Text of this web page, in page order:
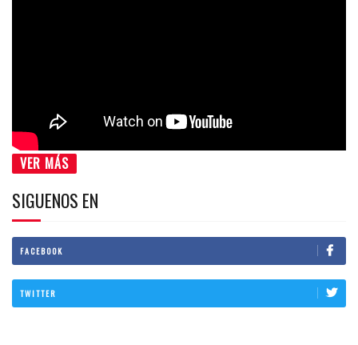
VER MÁS
SIGUENOS EN
FACEBOOK
TWITTER